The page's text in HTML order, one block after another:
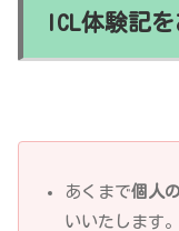
ICL体験記
あくまで個人
いいたします。